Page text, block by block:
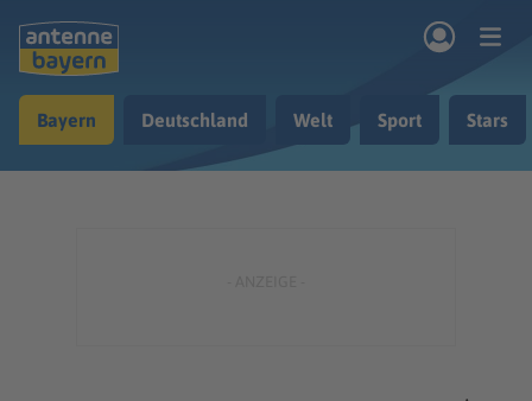
Musik & Radio
Bayern Deutschland Welt Sport Stars